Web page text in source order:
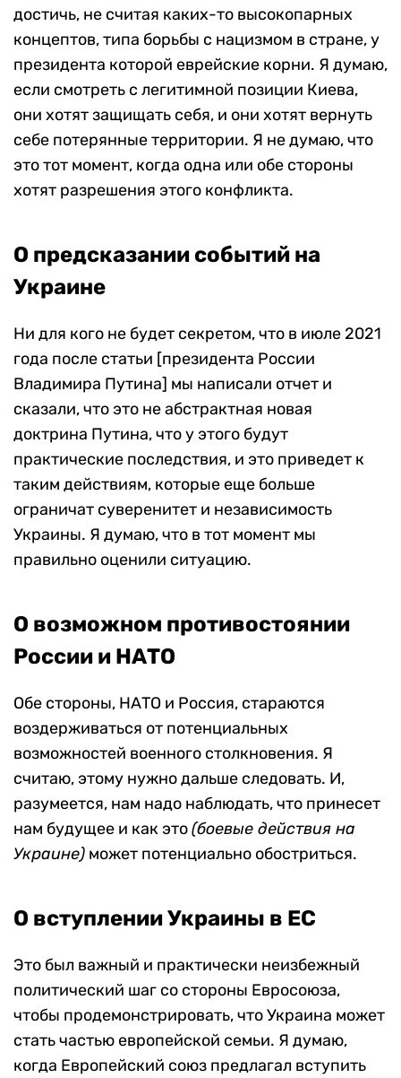
достичь, не считая каких-то высокопарных
концептов, типа борьбы с нацизмом в стране, у
президента которой еврейские корни. Я думаю,
если смотреть с легитимной позиции Киева,
они хотят защищать себя, и они хотят вернуть
себе потерянные территории. Я не думаю, что
это тот момент, когда одна или обе стороны
хотят разрешения этого конфликта.
О предсказании событий на
Украине
Ни для кого не будет секретом, что в июле 2021
года после статьи [президента России
Владимира Путина] мы написали отчет и
сказали, что это не абстрактная новая
доктрина Путина, что у этого будут
практические последствия, и это приведет к
таким действиям, которые еще больше
ограничат суверенитет и независимость
Украины. Я думаю, что в тот момент мы
правильно оценили ситуацию.
О возможном противостоянии
России и НАТО
Обе стороны, НАТО и Россия, стараются
воздерживаться от потенциальных
возможностей военного столкновения. Я
считаю, этому нужно дальше следовать. И,
разумеется, нам надо наблюдать, что принесет
нам будущее и как это(боевые действия на
Украине) может потенциально обостриться.
О вступлении Украины в ЕС
Это был важный и практически неизбежный
политический шаг со стороны Евросоюза,
чтобы продемонстрировать, что Украина может
стать частью европейской семьи. Я думаю,
когда Европейский союз предлагал вступить